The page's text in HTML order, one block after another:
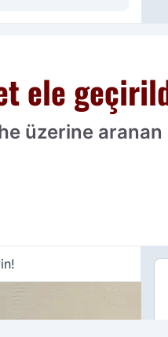
ele
üzerine